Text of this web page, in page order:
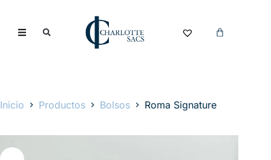
Inicio Productos Bolsos Roma Signature